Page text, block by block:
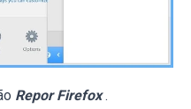
Repor Firefox .